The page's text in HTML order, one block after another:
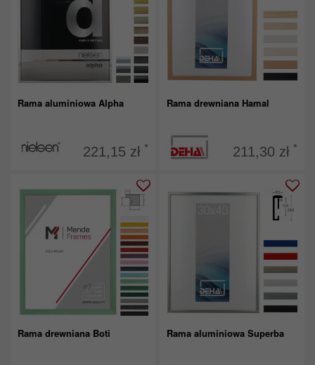
Rama aluminiowa Alpha
221,15 zł *
Rama drewniana Hamal
211,30 zł *
Rama drewniana Boti Rama aluminiowa Superba